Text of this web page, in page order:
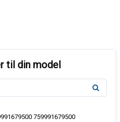
759991679500